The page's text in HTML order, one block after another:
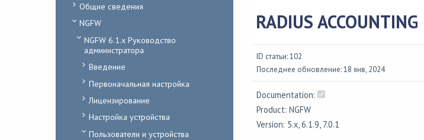
Общие сведения
NGFW
NGFW 6.1.x Руководство
администратора
Введение
Первоначальная настройка
Лицензирование
Настройка устройства
Пользователи и устройства
RADIUS ACCOUNTING
ID статьи: 102
Последнее обновление: 18 янв, 2024
Documentation:
Product: NGFW
Version: 5.x, 6.1.9, 7.0.1